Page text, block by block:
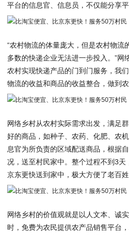
平台的信息官、信息员，不仅能分享
“农村物流的体量庞大，但是农村物
多数的快递企业无法进一步投入。”
农村实现快递产品的门到门服务，我
物流的收益和商品的收益整合，做到
网络乡村从农村实际需求出发，满足
好的商品，如种子、农药、化肥、农
息官为所负责的区域配送商品，根据
况，送至村民家中。整个过程不到3
京东更快送到家中，极大方便了老百姓
网络乡村的价值观就是以人文本、诚
时，免费为农民提供农产品销售平台